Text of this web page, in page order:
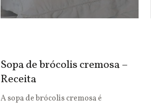
Sopa de brócolis cremosa –
Receita
A sopa de brócolis cremosa é